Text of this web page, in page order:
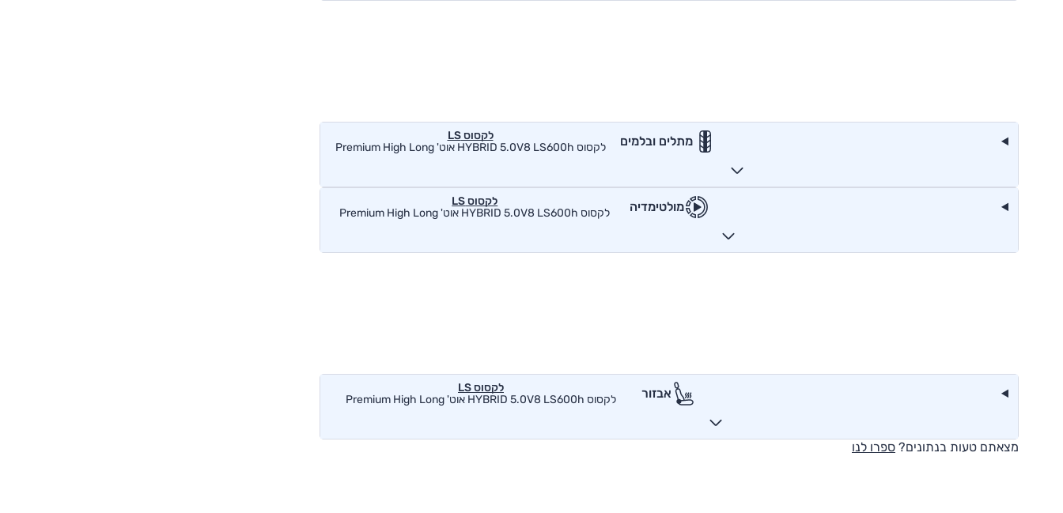
מתלים ובלמים
לקסוס LS
לקסוס HYBRID 5.0V8 LS600h אוט' Premium High Long
מולטימדיה
לקסוס LS
לקסוס HYBRID 5.0V8 LS600h אוט' Premium High Long
אבזור
לקסוס LS
לקסוס HYBRID 5.0V8 LS600h אוט' Premium High Long
מצאתם טעות בנתונים? ספרו לנו